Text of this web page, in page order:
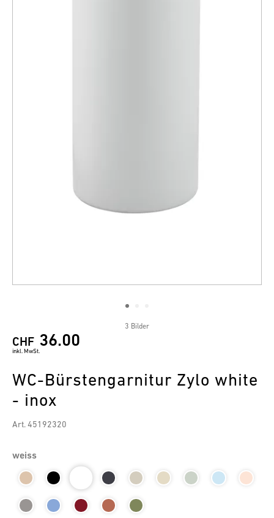
3 Bilder
CHF 36.00
inkl. MwSt.
WC-Bürstengarnitur Zylo white
- inox
Art. 45192320
weiss